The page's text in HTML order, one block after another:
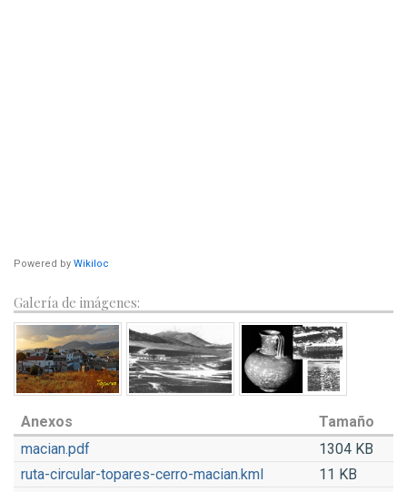
Powered by Wikiloc
Galería de imágenes:
Anexos
Tamaño
macian.pdf
1304 KB
ruta-circular-topares-cerro-macian.kml
11 KB